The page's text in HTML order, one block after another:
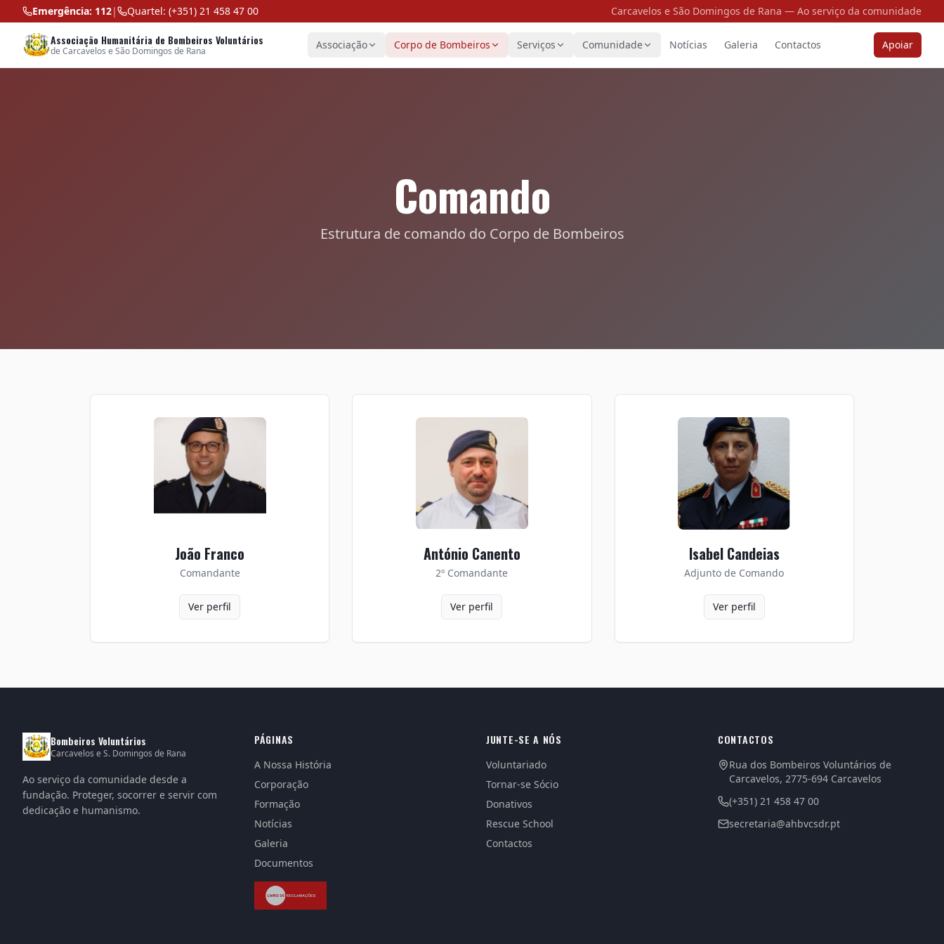
Emergência: 112| Quartel: (+351) 21 458 47 00 Carcavelos e São Domingos de Rana — Ao serviço da comunidade
Associação Humanitária de Bombeiros Voluntários
de Carcavelos e São Domingos de Rana Associação Corpo de Bombeiros Serviços Comunidade Notícias Galeria Contactos Apoiar
Comando
Estrutura de comando do Corpo de Bombeiros
João Franco
Comandante
Ver perfil
António Canento
2º Comandante
Ver perfil
Isabel Candeias
Adjunto de Comando
Ver perfil
Bombeiros Voluntários
Carcavelos e S. Domingos de Rana
Ao serviço da comunidade desde a
fundação. Proteger, socorrer e servir com
dedicação e humanismo.
PÁGINAS
A Nossa História
Corporação
Formação
Notícias
Galeria
Documentos
JUNTE-SE A NÓS
Voluntariado
Tornar-se Sócio
Donativos
Rescue School
Contactos
CONTACTOS
Rua dos Bombeiros Voluntários de
Carcavelos, 2775-694 Carcavelos
(+351) 21 458 47 00
secretaria@ahbvcsdr.pt